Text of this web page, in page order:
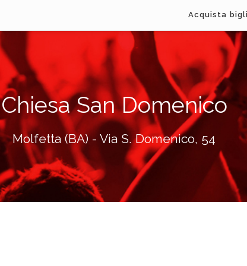
Acquista
Chiesa San Domenico
Molfetta (BA) - Via S. Domenico, 54